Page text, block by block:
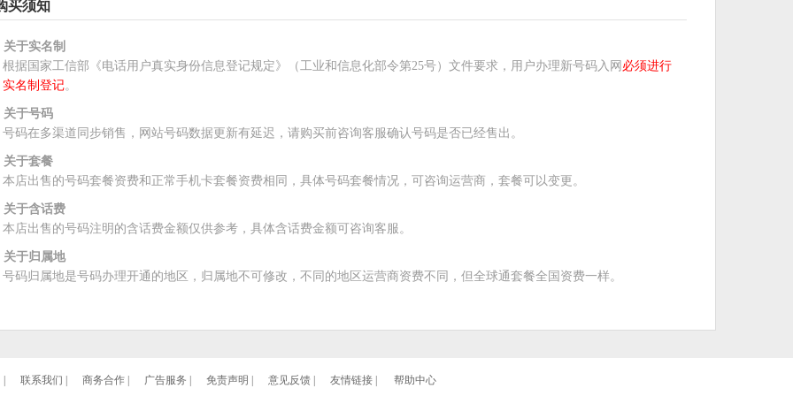
买须知
关于实名制
根据国家工信部《电话用户真实身份信息登记规定》（工业和信息化部令第25号）文件要求，用户办理新号码入网 必须进行
实名制登记。
关于号码
号码在多渠道同步销售，网站号码数据更新有延迟，请购买前咨询客服确认号码是否已经售出。
关于套餐
本店出售的号码套餐资费和正常手机卡套餐资费相同，具体号码套餐情况，可咨询运营商，套餐可以变更。
关于含话费
本店出售的号码注明的含话费金额仅供参考，具体含话费金额可咨询客服。
关于归属地
号码归属地是号码办理开通的地区，归属地不可修改，不同的地区运营商资费不同，但全球通套餐全国资费一样。
联系我们 商务合作| 广告服务 免责声明 意见反馈| 友情链接| 帮助中心